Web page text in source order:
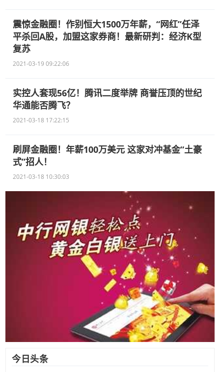
震惊金融圈！作别恒大1500万年薪，“网红”任泽
平杀回A股，加盟这家券商！最新研判：经济K型
复苏
2021-03-19 09:22:06
实控人套现56亿！腾讯二度举牌 商誉压顶的世纪
华通能否腾飞？
2021-03-18 17:22:15
刷屏金融圈！年薪100万美元 这家对冲基金“土豪
式”招人！
2021-03-18 10:30:03
今日头条